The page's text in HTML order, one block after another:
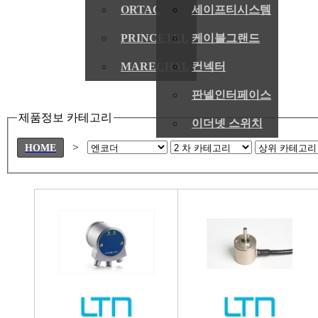
ORTAC
PRINCETEL
MARECHAL
세이프티시스템
케이블그랜드
컨넥터
판넬인터페이스
이더넷 스위치
제품정보 카테고리
HOME >